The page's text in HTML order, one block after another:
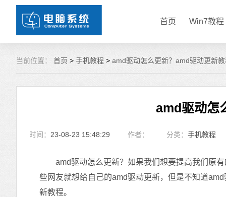
首页 Win7教程
当前位置： 首页 > 手机教程 > amd驱动怎么更新？amd驱动更新
amd驱动怎
时间： 23-08-23 15:48:29 作者： 分类： 手机教程
amd驱动怎么更新？如果我们想要提高我们原有
些网友就想给自己的amd驱动更新，但是不知道
新教程。